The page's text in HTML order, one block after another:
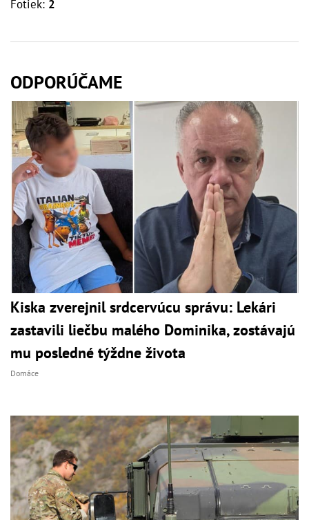
Fotiek: 2
ODPORÚČAME
Kiska zverejnil srdcervúcu správu: Lekári
zastavili liečbu malého Dominika, zostávajú
mu posledné týždne života
Domáce